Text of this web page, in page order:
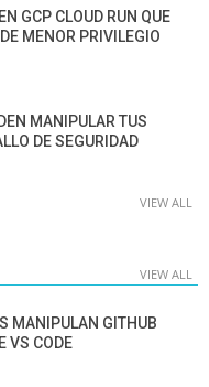
GCP CLOUD RUN QUE
MENOR PRIVILEGIO
MANIPULAR TUS
DE SEGURIDAD
VIEW ALL
VIEW ALL
MANIPULAN GITHUB
VS CODE